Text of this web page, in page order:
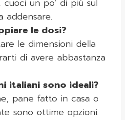
un po’ di più sul
addensare.
le dosi?
le dimensioni della
di avere abbastanza
italiani sono ideali?
pane fatto in casa o
sono ottime opzioni.